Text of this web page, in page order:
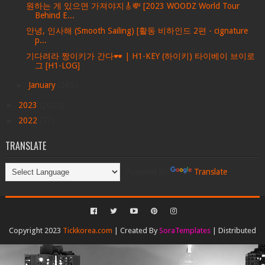
원하는 게 있으면 가져야지🎸💸 [2023 WOODZ World Tour
Behind E...
안녕, 인사해 (Smooth Sailing) [활동 비하인드 2편 - cignature
p...
기다려라 짱이키가 간다🕶️ | H1-KEY (하이키) 타이베이 브이로
그 [H1-LOG]
January
2023
2022
TRANSLATE
Translate
Copyright 2023 Tickkorea.com | Created By SoraTemplates| Distributed